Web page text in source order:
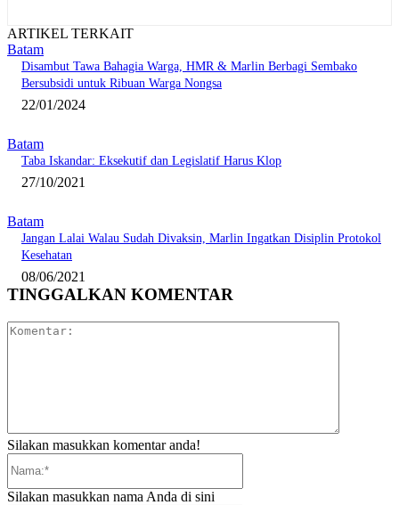
ARTIKEL TERKAIT
Batam
Disambut Tawa Bahagia Warga, HMR & Marlin Berbagi Sembako
Bersubsidi untuk Ribuan Warga Nongsa
22/01/2024
Batam
Taba Iskandar: Eksekutif dan Legislatif Harus Klop
27/10/2021
Batam
Jangan Lalai Walau Sudah Divaksin, Marlin Ingatkan Disiplin Protokol
Kesehatan
08/06/2021
TINGGALKAN KOMENTAR
Silakan masukkan komentar anda!
Silakan masukkan nama Anda di sini